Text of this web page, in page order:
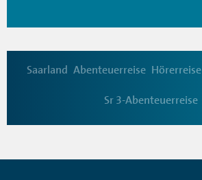
Saarland Abenteuerreise Hörerreise
Sr 3-Abenteuerreise